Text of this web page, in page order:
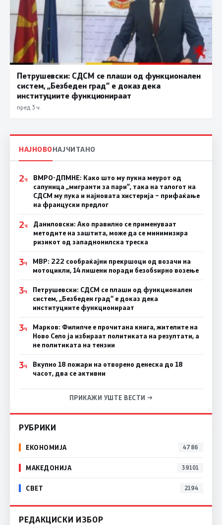
Петрушевски: СДСМ се плаши од функционален
систем, „Безбеден град“ е доказ дека
институциите функционираат
пред 3 ч.
НАЈНОВОНАЈЧИТАНО
2Ч
ВМРО-ДПМНЕ: Како што му пукна меурот од
сапуница „мигранти за пари“, така на талогот на
СДСМ му пука и најновата хистерија – прифаќање
на француски предлог
2Ч
Даниловски: Ако правилно се применуваат
методите на заштита, може да се минимизира
ризикот од западнонилска треска
3Ч
МВР: 222 сообраќајни прекршоци од возачи на
мотоцикли, 14 лишени поради безобѕирно возење
3Ч
Петрушевски: СДСМ се плаши од функционален
систем, „Безбеден град“ е доказ дека
институциите функционираат
3Ч
Марков: Филипче е прочитана книга, жителите на
Ново Село ја избираат политиката на резултати, а
не политиката на тензии
3Ч
Вкупно 18 пожари на отворено денеска до 18
часот, два се активни
ПРИКАЖИ УШТЕ ВЕСТИ →
РУБРИКИ
ЕКОНОМИЈА 4786
МАКЕДОНИЈА 39101
СВЕТ 2194
РЕДАКЦИСКИ ИЗБОР